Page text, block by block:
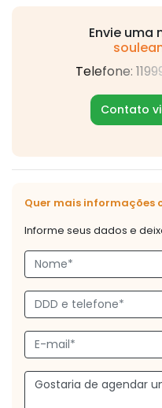
Envie uma
Telefone:
Contato
Quer mais informações
Informe seus dados e